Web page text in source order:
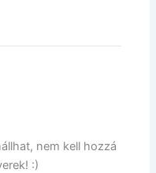
nem kell hozzá
:)